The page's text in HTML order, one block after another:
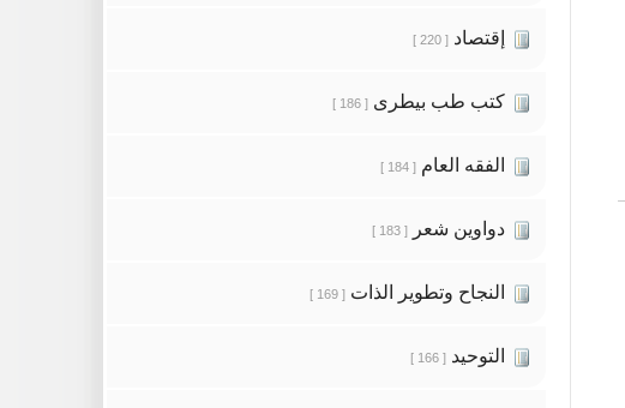
إقتصاد [ 220 ]
كتب طب بيطرى [ 186 ]
الفقه العام [ 184 ]
دواوين شعر [ 183 ]
النجاح وتطوير الذات [ 169 ]
التوحيد [ 166 ]